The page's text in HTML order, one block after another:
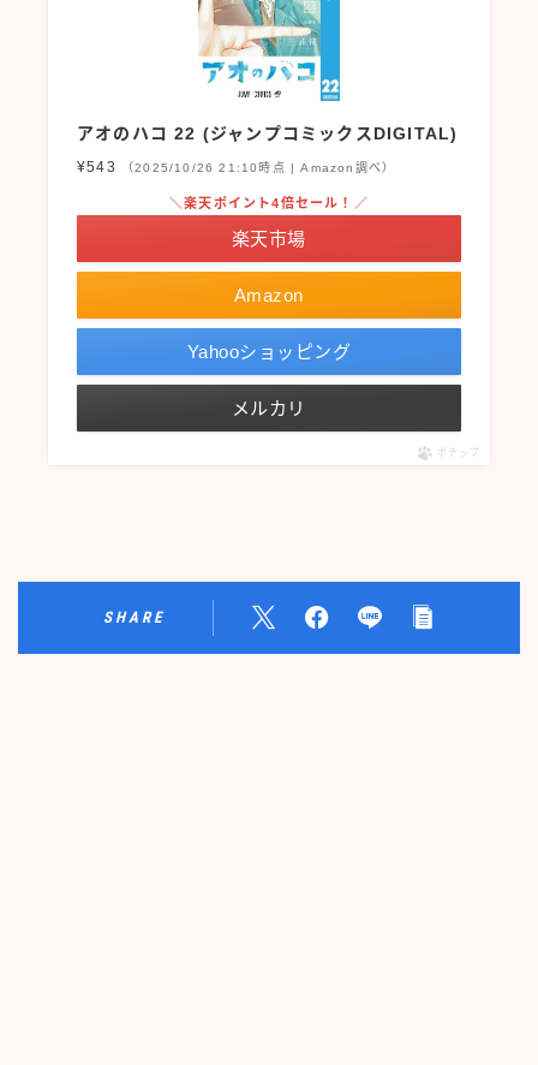
アオのハコ 22 (ジャンプコミックスDIGITAL)
¥543 （2025/10/26 21:10時点 | Amazon調べ）
Amazon
＼楽天ポイント4倍セール！／
楽天市場
Yahooショッピング
メルカリ
ポチップ
SHARE